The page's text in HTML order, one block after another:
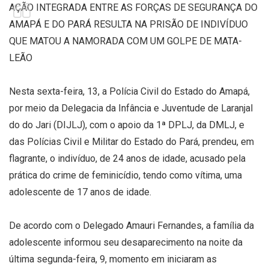
AÇÃO INTEGRADA ENTRE AS FORÇAS DE SEGURANÇA DO
AMAPÁ E DO PARÁ RESULTA NA PRISÃO DE INDIVÍDUO
QUE MATOU A NAMORADA COM UM GOLPE DE MATA-
LEÃO
Nesta sexta-feira, 13, a Polícia Civil do Estado do Amapá,
por meio da Delegacia da Infância e Juventude de Laranjal
do do Jari (DIJLJ), com o apoio da 1ª DPLJ, da DMLJ, e
das Polícias Civil e Militar do Estado do Pará, prendeu, em
flagrante, o indivíduo, de 24 anos de idade, acusado pela
prática do crime de feminicídio, tendo como vítima, uma
adolescente de 17 anos de idade.
De acordo com o Delegado Amauri Fernandes, a família da
adolescente informou seu desaparecimento na noite da
última segunda-feira, 9, momento em iniciaram as